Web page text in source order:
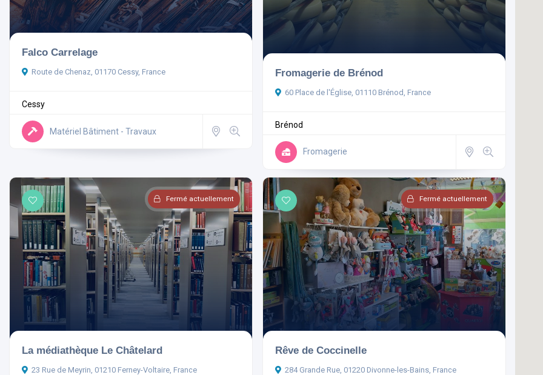
Falco Carrelage
Route de Chenaz, 01170 Cessy, France
Cessy
Matériel Bâtiment - Travaux
Fromagerie de Brénod
60 Place de l'Église, 01110 Brénod, France
Brénod
Fromagerie
Fermé actuellement
La médiathèque Le Châtelard
23 Rue de Meyrin, 01210 Ferney-Voltaire, France
Fermé actuellement
Rêve de Coccinelle
284 Grande Rue, 01220 Divonne-les-Bains, France